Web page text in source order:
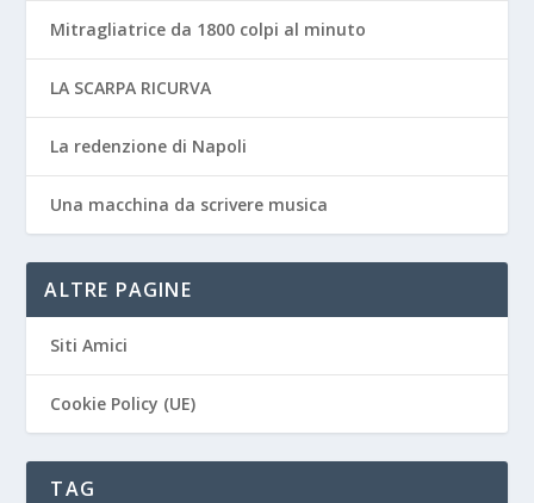
Mitragliatrice da 1800 colpi al minuto
LA SCARPA RICURVA
La redenzione di Napoli
Una macchina da scrivere musica
ALTRE PAGINE
Siti Amici
Cookie Policy (UE)
TAG